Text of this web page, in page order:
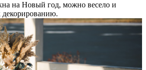
на Новый год, можно весело и
декорированию.